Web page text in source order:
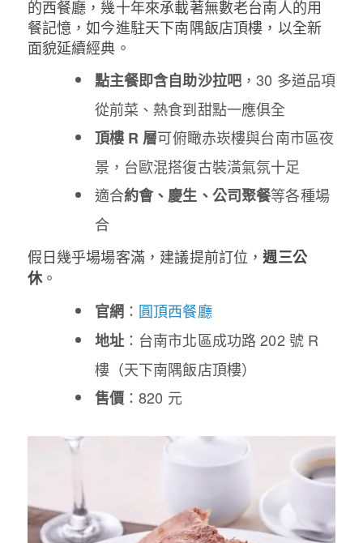
的西餐廳，幾十年來承載著無數老台南人的用
餐記憶，如今進駐天下南隅飯店頂樓，以全新
面貌延續經典。
點主餐即含自助沙拉吧 ，30 多道品項
從前菜、熱食到甜點一應俱全
頂樓 R 層可俯瞰赤崁樓與台南市區夜
景，台歐混搭復古裝潢氣氛十足
適合約會、慶生、公司聚餐等各種場
合
假日幾乎場場客滿，建議提前訂位，週三公
休。
官網： 圓頂西餐廳
地址：台南市北區成功路 202 號 R
樓（天下南隅飯店頂樓）
售價：820 元